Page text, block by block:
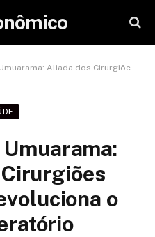
dos Cirurgiões Plásticos, Revoluciona o Pós-Operatório
o